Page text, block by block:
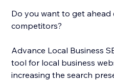
Do you want to get ahead
competitors?
Advance Local Business
tool for local business
increasing the search